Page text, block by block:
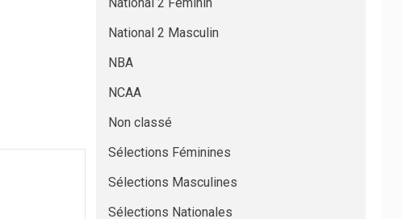
National 2 Masculin
NBA
NCAA
Non classé
Sélections Féminines
Sélections Masculines
Sélections Nationales